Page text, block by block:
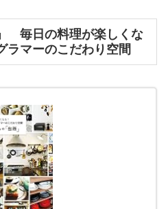
毎日の料理が楽しくな
マーのこだわり空間